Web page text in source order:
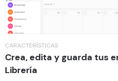
CARACTERÍSTICAS
Crea, edita y guarda tus
Librería